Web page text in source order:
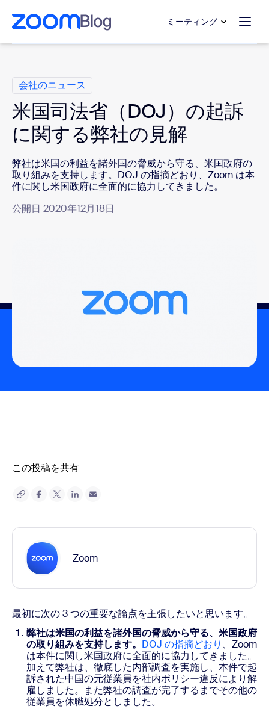
テンツへスキップ
ットへスキップ
ミーティング
会社のニュース
米国司法省（DOJ）の起訴
に関する弊社の見解
弊社は米国の利益を諸外国の脅威から守る、米国政府の
取り組みを支持します。DOJ の指摘どおり、Zoom は本
件に関し米国政府に全面的に協力してきました。
公開日 2020年12月18日
この投稿を共有
Zoom
最初に次の 3 つの重要な論点を主張したいと思います。
弊社は米国の利益を諸外国の脅威から守る、米国政府
の取り組みを支持します。 DOJ の指摘どおり 、Zoom
は本件に関し米国政府に全面的に協力してきました。
加えて弊社は、徹底した内部調査を実施し、本件で起
訴された中国の元従業員を社内ポリシー違反により解
雇しました。また弊社の調査が完了するまでその他の
従業員を休職処分としました。